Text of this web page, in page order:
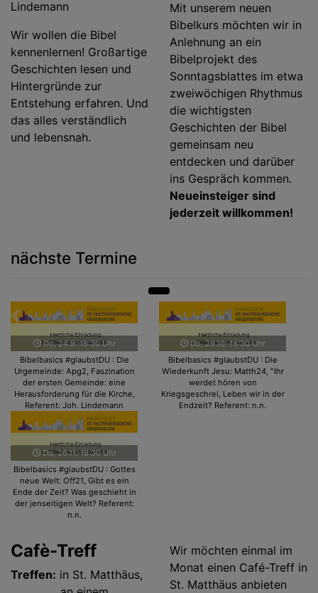
Lindemann
Wir wollen die Bibel
kennenlernen! Großartige
Geschichten lesen und
Hintergründe zur
Entstehung erfahren. Und
das alles verständlich
und lebensnah.
Mit unserem neuen
Bibelkurs möchten wir in
Anlehnung an ein
Bibelprojekt des
Sonntagsblattes im etwa
zweiwöchigen Rhythmus
die wichtigsten
Geschichten der Bibel
gemeinsam neu
entdecken und darüber
ins Gespräch kommen.
Neueinsteiger sind
jederzeit willkommen!
nächste Termine
Do, 24.9. 18:30 Uhr
Bibelbasics #glaubstDU : Die
Urgemeinde: Apg2, Faszination
der ersten Gemeinde: eine
Herausforderung für die Kirche,
Referent: Joh. Lindemann
Do, 29.10. 18:30 Uhr
Bibelbasics #glaubstDU : Die
Wiederkunft Jesu: Matth24, "Ihr
werdet hören von
Kriegsgeschrei, Leben wir in der
Endzeit? Referent: n.n.
Do, 26.11. 18:30 Uhr
Bibelbasics #glaubstDU : Gottes
neue Welt: Off21, Gibt es ein
Ende der Zeit? Was geschieht in
der jenseitigen Welt? Referent:
n.n.
Zurück
Cafè-Treff
Treffen: in St. Matthäus,
Wir möchten einmal im
Monat einen Café-Treff in
St. Matthäus anbieten